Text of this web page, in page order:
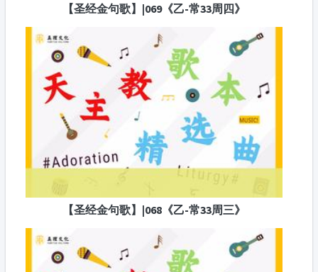
【圣经金句歌】|069《乙-常33周四》
【圣经金句歌】|068《乙-常33周三》